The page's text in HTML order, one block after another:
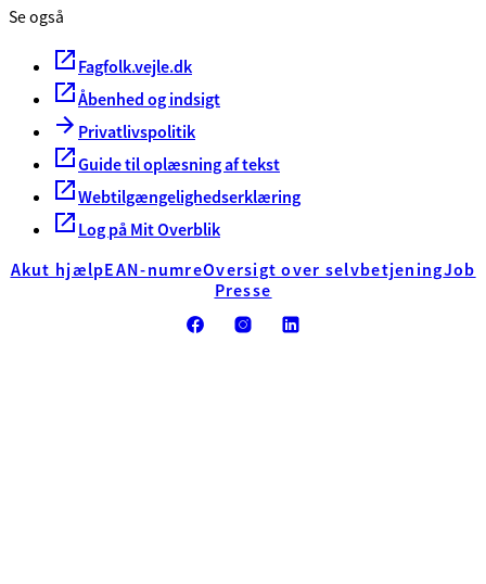
Se også
Fagfolk.vejle.dk
Åbenhed og indsigt
Privatlivspolitik
Guide til oplæsning af tekst
Webtilgængelighedserklæring
Log på Mit Overblik
Akut hjælpEAN-numreOversigt over selvbetjeningJob
Presse